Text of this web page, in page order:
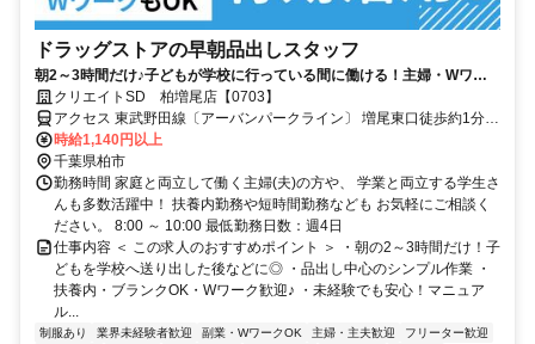
ドラッグストアの早朝品出しスタッフ
朝2～3時間だけ♪子どもが学校に行っている間に働ける！主婦・Wワー
ク活躍中
クリエイトSD 柏増尾店【0703】
アクセス 東武野田線〔アーバンパークライン〕 増尾東口徒歩約1分、
東武野田線〔アーバンパークライン〕 逆井東口徒歩約15分、東武野
田線〔アーバンパークライン〕 新柏西口徒歩約18分
時給1,140円以上
千葉県柏市
勤務時間 家庭と両立して働く主婦(夫)の方や、 学業と両立する学生さ
んも多数活躍中！ 扶養内勤務や短時間勤務なども お気軽にご相談く
ださい。 8:00 ～ 10:00 最低勤務日数：週4日
仕事内容 ＜ この求人のおすすめポイント ＞ ・朝の2～3時間だけ！子
どもを学校へ送り出した後などに◎ ・品出し中心のシンプル作業 ・
扶養内・ブランクOK・Wワーク歓迎♪ ・未経験でも安心！マニュア
ル...
制服あり 業界未経験者歓迎 副業・WワークOK 主婦・主夫歓迎
フリーター歓迎